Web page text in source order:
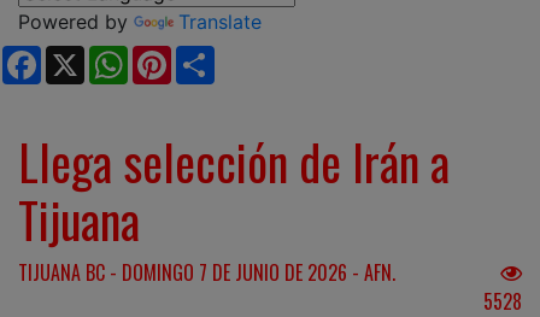
Powered by
Translate
Facebook
X WhatsApp
Pinterest
Llega selección de Irán a
Tijuana
TIJUANA BC - DOMINGO 7 DE JUNIO DE 2026 - AFN.
5528